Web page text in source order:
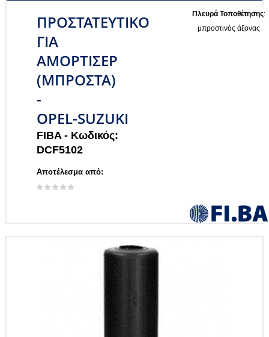
ΠΡΟΣΤΑΤΕΥΤΙΚΟ
ΓΙΑ
ΑΜΟΡΤΙΣΕΡ
(ΜΠΡΟΣΤΑ)
-
OPEL-SUZUKI
FIBA - Κωδικός:
DCF5102
Αποτέλεσμα από:
Πλευρά Τοποθέτησης:
μπροστινός άξονας